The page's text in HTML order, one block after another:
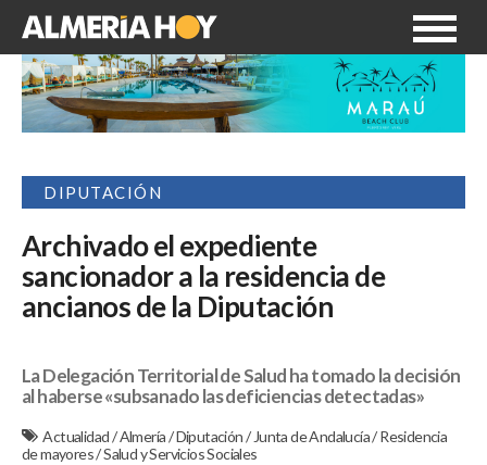
DIPUTACIÓN
Archivado el expediente
sancionador a la residencia de
ancianos de la Diputación
La Delegación Territorial de Salud ha tomado la decisión
al haberse «subsanado las deficiencias detectadas»
Actualidad/Almería/Diputación/ Junta de Andalucía/Residencia
de mayores/Salud y Servicios Sociales